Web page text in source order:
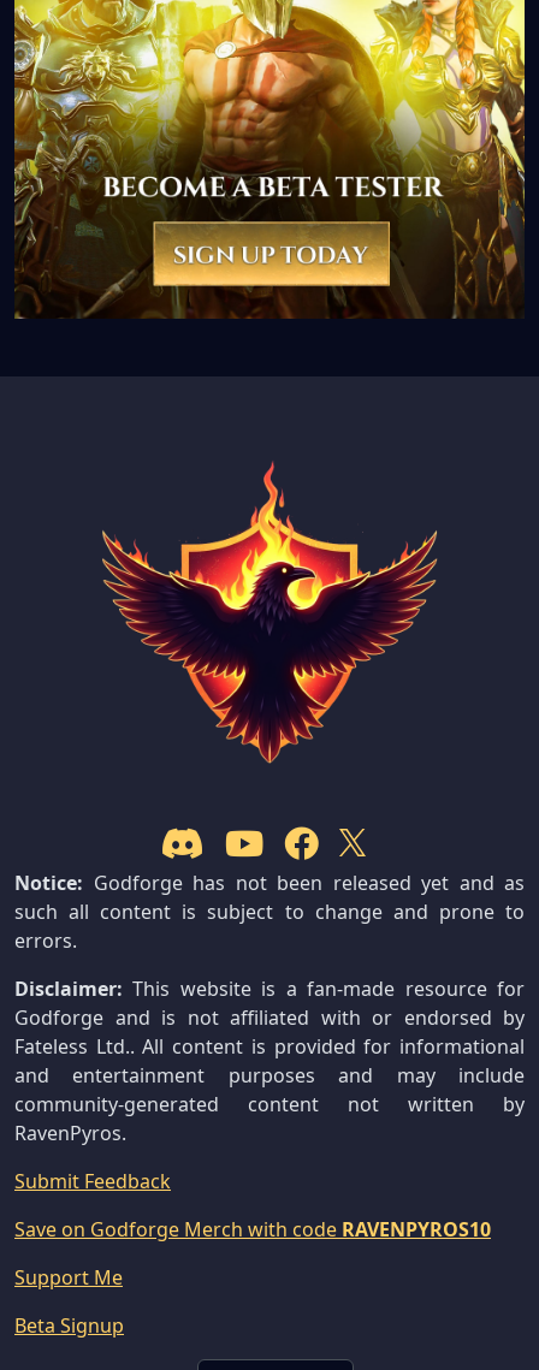
Notice: Godforge has not been released yet and as
such all content is subject to change and prone to
errors.
Disclaimer: This website is a fan-made resource for
Godforge and is not affiliated with or endorsed by
Fateless Ltd.. All content is provided for informational
and entertainment purposes and may include
community-generated content not written by
RavenPyros.
Submit Feedback
Save on Godforge Merch with code RAVENPYROS10
Support Me
Beta Signup